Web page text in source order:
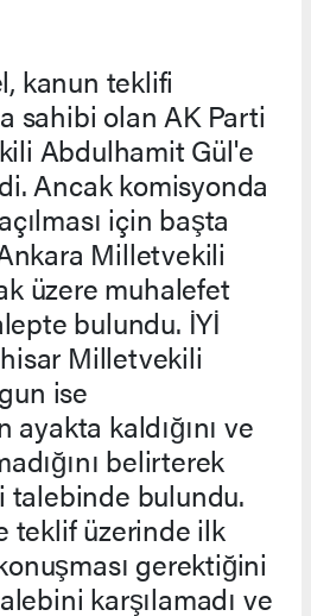
kanun teklifi
sahibi olan AK Parti
Abdulhamit Gül'e
Ancak komisyonda
için başta
Milletvekili
üzere muhalefet
bulundu. İYİ
Milletvekili
ise
kaldığını ve
belirterek
talebinde bulundu.
teklif üzerinde ilk
gerektiğini
karşılamadı ve